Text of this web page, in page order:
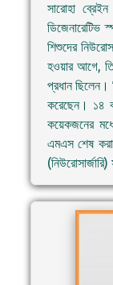
সারোহা
ডিজেনারেটিভ
শিশুদের
হওয়ার আগে,
প্রধান ছিলেন।
করেছেন। ১৪
কয়েকজনের
এমএস শেষ